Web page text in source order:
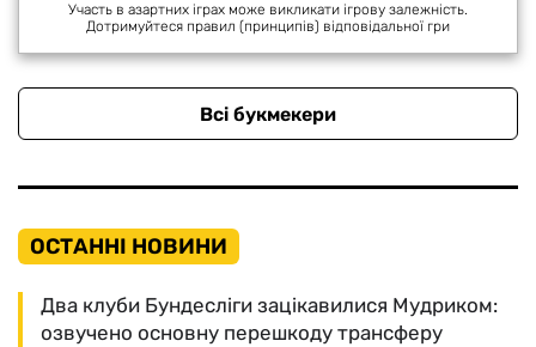
Участь в азартних іграх може викликати ігрову залежність.
Дотримуйтеся правил (принципів) відповідальної гри
Всі букмекери
ОСТАННІ НОВИНИ
Два клуби Бундесліги зацікавилися Мудриком:
озвучено основну перешкоду трансферу